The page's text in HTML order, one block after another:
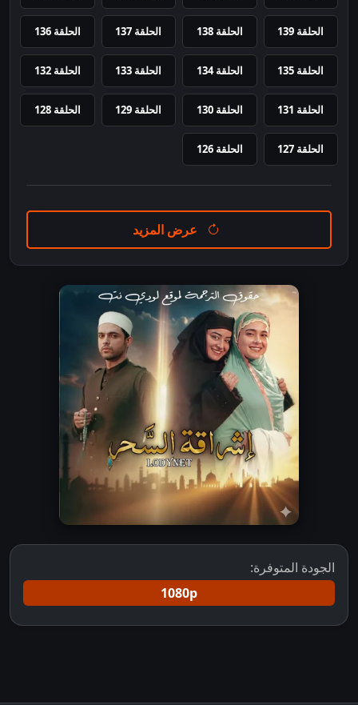
الحلقة 139 الحلقة 138 الحلقة 137 الحلقة 136
الحلقة 135 الحلقة 134 الحلقة 133 الحلقة 132
الحلقة 131 الحلقة 130 الحلقة 129 الحلقة 128
الحلقة 127 الحلقة 126
عرض المزيد
الجودة المتوفرة:
1080p